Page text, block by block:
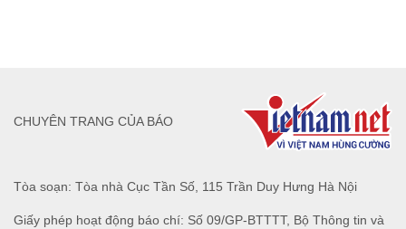
Tòa soạn: Tòa nhà Cục Tần Số, 115 Trần Duy Hưng Hà Nội
Giấy phép hoạt động báo chí: Số 09/GP-BTTTT, Bộ Thông tin và
CHUYÊN TRANG CỦA BÁO